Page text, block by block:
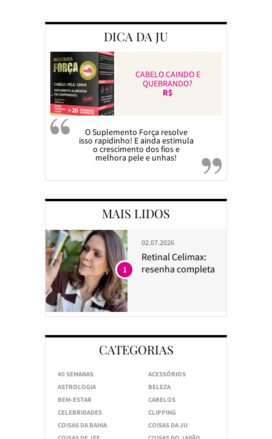
DICA DA JU
CABELO CAINDO E
QUEBRANDO?
R$
O Suplemento Força resolve
isso rapidinho! E ainda estimula
o crescimento dos fios e
melhora pele e unhas!
MAIS LIDOS
02.07.2026
Retinal Celimax:
resenha completa
1
CATEGORIAS
40 SEMANAS
ACESSÓRIOS
ASTROLOGIA
BELEZA
BEM-ESTAR
CABELOS
CELEBRIDADES
CLIPPING
COISAS DA BAHIA
COISAS DA JU